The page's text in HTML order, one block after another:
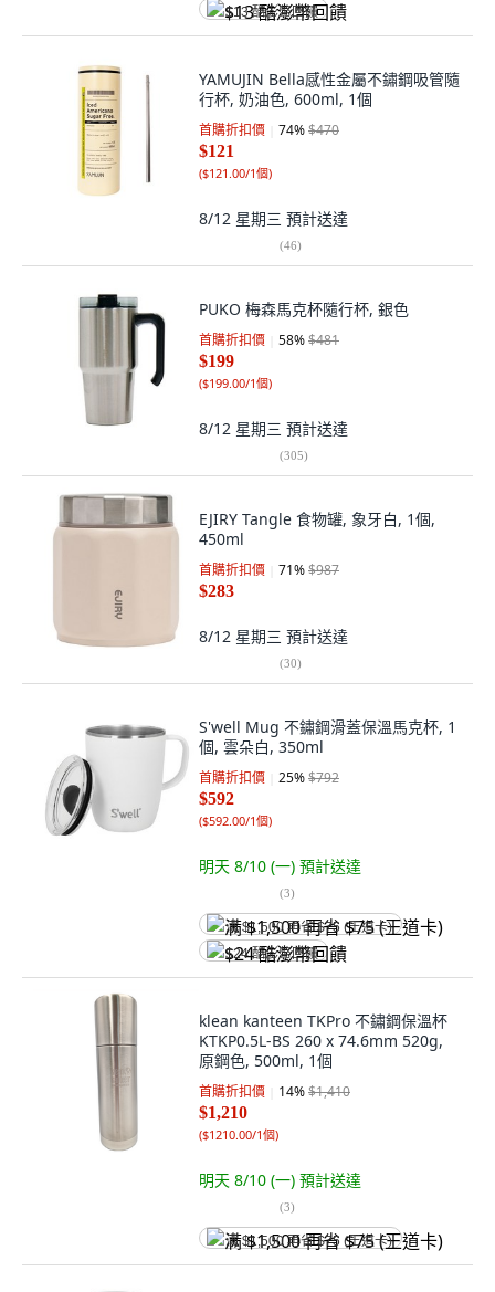
$13 酷澎幣回饋
YAMUJIN Bella感性金屬不鏽鋼吸管隨
行杯, 奶油色, 600ml, 1個
首購折扣價 74%$470
$121
($121.00/1個)
8/12 星期三 預計送達
(46)
PUKO 梅森馬克杯隨行杯, 銀色
首購折扣價 58%$481
$199
($199.00/1個)
8/12 星期三 預計送達
(305)
EJIRY Tangle 食物罐, 象牙白, 1個,
450ml
首購折扣價 71%$987
$283
8/12 星期三 預計送達
(30)
S'well Mug 不鏽鋼滑蓋保溫馬克杯, 1
個, 雲朵白, 350ml
首購折扣價 25%$792
$592
($592.00/1個)
明天 8/10 (一) 預計送達
(3)
满 $1,500 再省 $75 (王道卡)
$24 酷澎幣回饋
klean kanteen TKPro 不鏽鋼保溫杯
KTKP0.5L-BS 260 x 74.6mm 520g,
原鋼色, 500ml, 1個
首購折扣價 14%$1,410
$1,210
($1210.00/1個)
明天 8/10 (一) 預計送達
(3)
满 $1,500 再省 $75 (王道卡)